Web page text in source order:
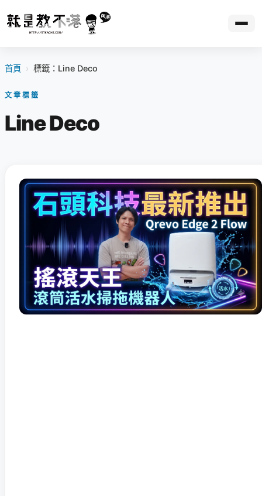
首頁 › 標籤：Line Deco
文章標籤
Line Deco